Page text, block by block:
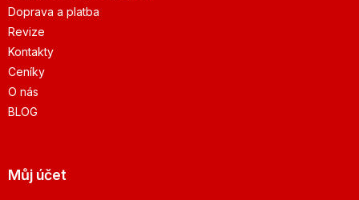
Doprava a platba
Revize
Kontakty
Ceníky
O nás
BLOG
Můj účet